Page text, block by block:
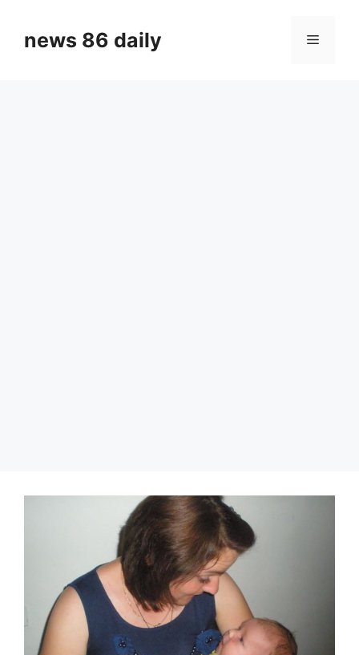
contentnews 86 daily Menu